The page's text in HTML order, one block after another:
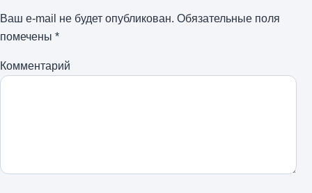
Ваш e-mail не будет опубликован. Обязательные поля
помечены *
Комментарий